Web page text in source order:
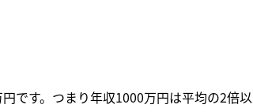
です。つまり年収1000万円は平均の2倍